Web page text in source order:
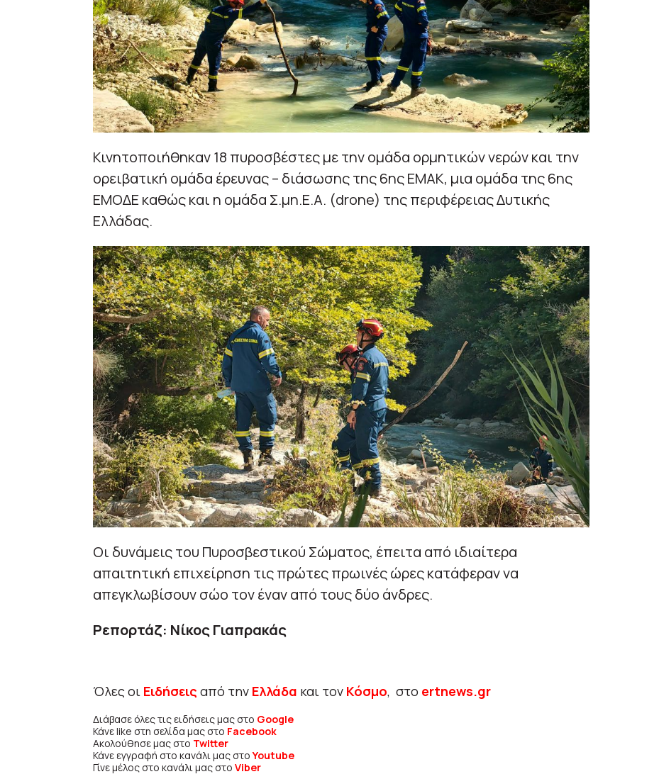
Κινητοποιήθηκαν 18 πυροσβέστες με την ομάδα ορμητικών νερών και την
ορειβατική ομάδα έρευνας – διάσωσης της 6ης ΕΜΑΚ, μια ομάδα της 6ης
ΕΜΟΔΕ καθώς και η ομάδα Σ.μη.Ε.Α. (drone) της περιφέρειας Δυτικής
Ελλάδας.
Οι δυνάμεις του Πυροσβεστικού Σώματος, έπειτα από ιδιαίτερα
απαιτητική επιχείρηση τις πρώτες πρωινές ώρες κατάφεραν να
απεγκλωβίσουν σώο τον έναν από τους δύο άνδρες.
Ρεπορτάζ: Νίκος Γιαπρακάς
Όλες οι Ειδήσεις από την Ελλάδα και τον Κόσμο, στο ertnews.gr
Διάβασε όλες τις ειδήσεις μας στο Google
Κάνε like στη σελίδα μας στο Facebook
Ακολούθησε μας στο Twitter
Κάνε εγγραφή στο κανάλι μας στοYoutube
Γίνε μέλος στο κανάλι μας στο Viber